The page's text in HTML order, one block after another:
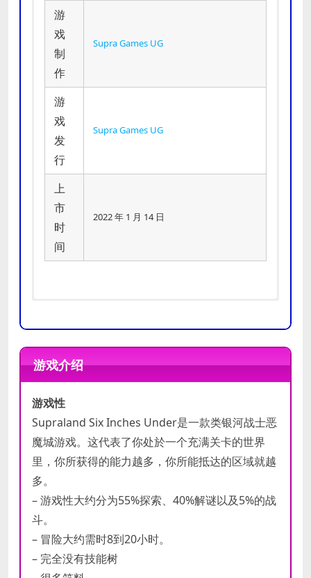
游
戏
制
作
Supra Games UG
游
戏
发
行
Supra Games UG
上
市
时
间
2022 年 1 月 14 日
配置
DirectX 版本:11
存储空间: 需要 6 GB 可用空间
推荐
配置
显卡:NVIDIA Geforce GTX 1060, 3
GB (Legacy: NVIDIA Geforce GTX
780, 4GB) or AMD RX 580, 4 GB
(Legacy: AMD R9 290X, 4GB )
存储空间:需要 6 GB 可用空间
游戏介绍
游戏性
Supraland Six Inches Under是一款类银河战士恶
魔城游戏。这代表了你处於一个充满关卡的世界
里，你所获得的能力越多，你所能抵达的区域就越
多。
– 游戏性大约分为55%探索、40%解谜以及5%的战
斗。
– 冒险大约需时8到20小时。
– 完全没有技能树